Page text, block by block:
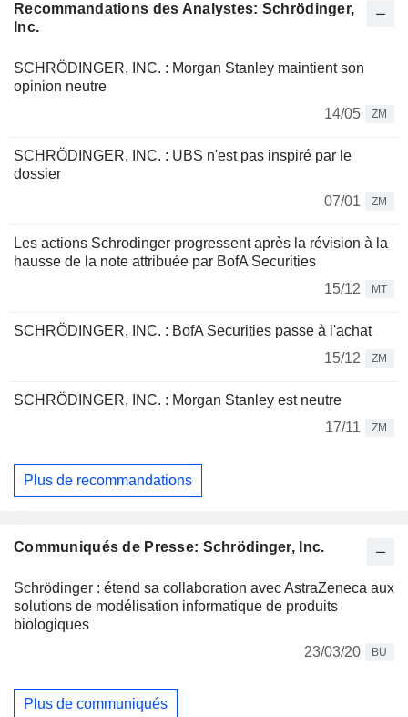
Recommandations des Analystes: Schrödinger,
Inc.
SCHRÖDINGER, INC. : Morgan Stanley maintient son
opinion neutre
14/05
ZM
SCHRÖDINGER, INC. : UBS n'est pas inspiré par le
dossier
07/01
ZM
Les actions Schrodinger progressent après la révision à la
hausse de la note attribuée par BofA Securities
15/12
MT
SCHRÖDINGER, INC. : BofA Securities passe à l'achat
15/12
ZM
SCHRÖDINGER, INC. : Morgan Stanley est neutre
17/11
ZM
Plus de recommandations
Communiqués de Presse: Schrödinger, Inc.
Schrödinger : étend sa collaboration avec AstraZeneca aux
solutions de modélisation informatique de produits
biologiques
23/03/20
BU
Plus de communiqués